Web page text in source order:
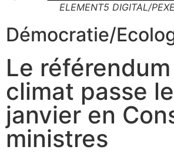
ELEMENT5 DIGITAL/
Démocratie/
Le
climat passe
janvier en
ministres